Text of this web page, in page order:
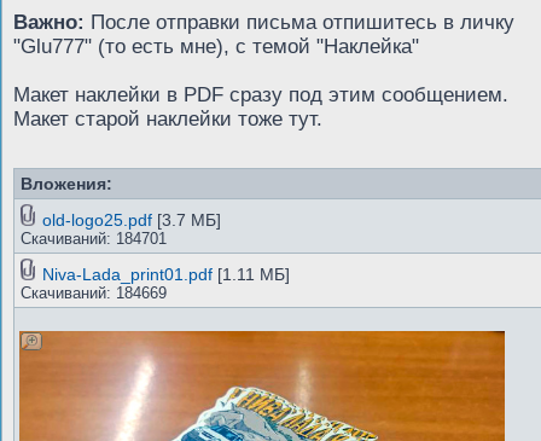
Важно: После отправки письма отпишитесь в личку
"Glu777" (то есть мне), с темой "Наклейка"
Макет наклейки в PDF сразу под этим сообщением.
Макет старой наклейки тоже тут.
Вложения:
old-logo25.pdf [3.7 МБ]
Скачиваний: 184701
Niva-Lada_print01.pdf [1.11 МБ]
Скачиваний: 184669